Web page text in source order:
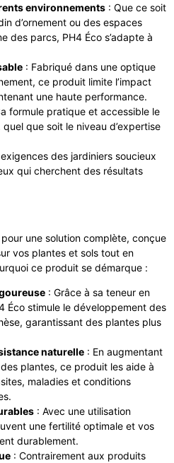
environnements : Que ce soit
d’ornement ou des espaces
des parcs, PH4 Éco s’adapte à
: Fabriqué dans une optique
ce produit limite l’impact
une haute performance.
formule pratique et accessible le
que soit le niveau d’expertise
des jardiniers soucieux
qui cherchent des résultats
une solution complète, conçue
vos plantes et sols tout en
ce produit se démarque :
: Grâce à sa teneur en
Éco stimule le développement des
garantissant des plantes plus
naturelle : En augmentant
plantes, ce produit les aide à
maladies et conditions
: Avec une utilisation
une fertilité optimale et vos
durablement.
: Contrairement aux produits